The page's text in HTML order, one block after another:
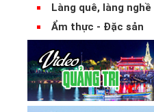
Làng quê, làng nghề
Ẩm thực - Đặc sản